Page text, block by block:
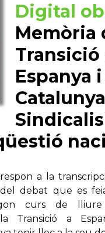
Digital
Memòria
Transició
Espanya i
a la
debat que es
curs de lliure
Transició a